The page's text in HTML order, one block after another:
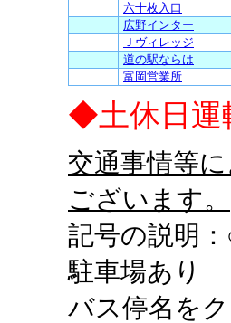
六十枚入口
広野インター
Ｊヴィレッジ
道の駅ならは
富岡営業所
◆土休日運
交通事情等
ございます。
記号の説明
駐車場あり
バス停名を